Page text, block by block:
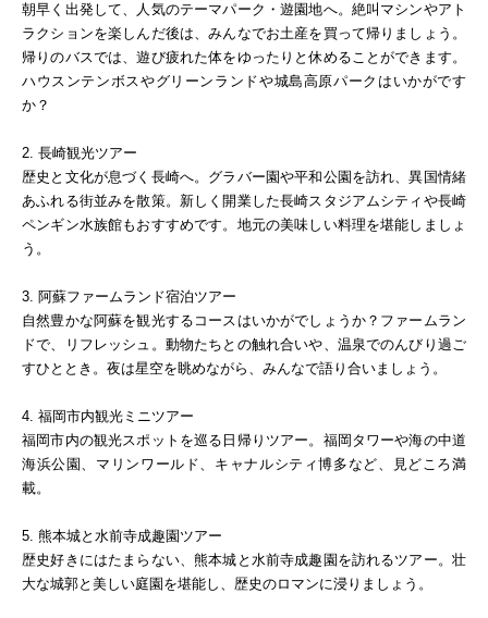
朝早く出発して、人気のテーマパーク・遊園地へ。絶叫マシンやアト
ラクションを楽しんだ後は、みんなでお土産を買って帰りましょう。
帰りのバスでは、遊び疲れた体をゆったりと休めることができます。
ハウスンテンボスやグリーンランドや城島高原パークはいかがです
か？
2. 長崎観光ツアー
歴史と文化が息づく長崎へ。グラバー園や平和公園を訪れ、異国情緒
あふれる街並みを散策。新しく開業した長崎スタジアムシティや長崎
ペンギン水族館もおすすめです。地元の美味しい料理を堪能しましょ
う。
3. 阿蘇ファームランド宿泊ツアー
自然豊かな阿蘇を観光するコースはいかがでしょうか？ファームラン
ドで、リフレッシュ。動物たちとの触れ合いや、温泉でのんびり過ご
すひととき。夜は星空を眺めながら、みんなで語り合いましょう。
4. 福岡市内観光ミニツアー
福岡市内の観光スポットを巡る日帰りツアー。福岡タワーや海の中道
海浜公園、マリンワールド、キャナルシティ博多など、見どころ満
載。
5. 熊本城と水前寺成趣園ツアー
歴史好きにはたまらない、熊本城と水前寺成趣園を訪れるツアー。壮
大な城郭と美しい庭園を堪能し、歴史のロマンに浸りましょう。